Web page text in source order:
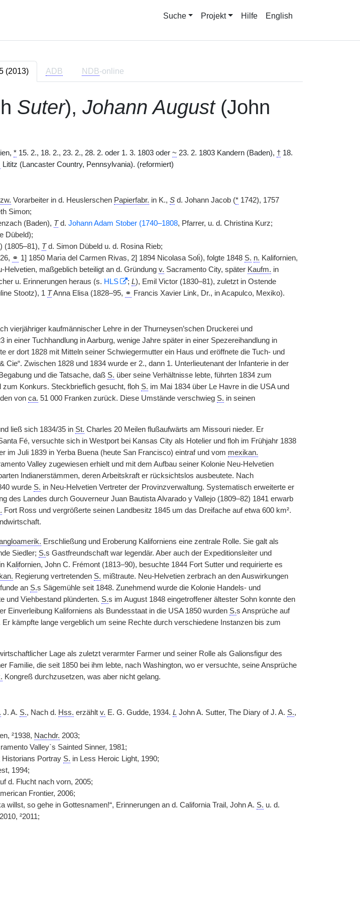
Suche Projekt Hilfe English
(2013) ADB NDB-online
Suter), Johann August(John
*15. 2., 18. 2., 23. 2., 28. 2. oder 1. 3. 1803 oder ~ 23. 2. 1803 Kandern (Baden), †18.
Lititz (Lancaster Country, Pennsylvania). (reformiert)
Vorarbeiter in d. Heuslerschen Papierfabr. in K., Sd. Johann Jacob (*1742), 1757
Simon;
(Baden), Td. Johann Adam Stober (1740–1808, Pfarrer, u. d. Christina Kurz;
Dübeld);
(1805–81), Td. Simon Dübeld u. d. Rosina Rieb;
⚭ 1] 1850 Marı̀a del Carmen Rivas, 2] 1894 Nicolasa Solı̀), folgte 1848 S. n. Kalifornien,
maßgeblich beteiligt an d. Gründung v. Sacramento City, später Kaufm. in
u. Erinnerungen heraus (s. HLS ; L), Emil Victor (1830–81), zuletzt in Ostende
Stootz), 1 TAnna Elisa (1828–95, ⚭ Francis Xavier Link, Dr., in Acapulco, Mexiko).
vierjähriger kaufmännischer Lehre in der Thurneysen’schen Druckerei und
in einer Tuchhandlung in Aarburg, wenige Jahre später in einer Spezereihandlung in
er dort 1828 mit Mitteln seiner Schwiegermutter ein Haus und eröffnete die Tuch- und
Cie“. Zwischen 1828 und 1834 wurde er 2., dann 1. Unterlieutenant der Infanterie in der
und die Tatsache, daß S. über seine Verhältnisse lebte, führten 1834 zum
Konkurs. Steckbrieflich gesucht, floh S. im Mai 1834 über Le Havre in die USA und
von ca. 51 000 Franken zurück. Diese Umstände verschwieg S. in seinen
ließ sich 1834/35 in St. Charles 20 Meilen flußaufwärts am Missouri nieder. Er
Fé, versuchte sich in Westport bei Kansas City als Hotelier und floh im Frühjahr 1838
im Juli 1839 in Yerba Buena (heute San Francisco) eintraf und vom mexikan.
Valley zugewiesen erhielt und mit dem Aufbau seiner Kolonie Neu-Helvetien
Indianerstämmen, deren Arbeitskraft er rücksichtslos ausbeutete. Nach
wurde S. in Neu-Helvetien Vertreter der Provinzverwaltung. Systematisch erweiterte er
des Landes durch Gouverneur Juan Bautista Alvarado y Vallejo (1809–82) 1841 erwarb
Fort Ross und vergrößerte seinen Landbesitz 1845 um das Dreifache auf etwa 600 km².
Erschließung und Eroberung Kaliforniens eine zentrale Rolle. Sie galt als
Siedler; S.s Gastfreundschaft war legendär. Aber auch der Expeditionsleiter und
Kal ifornien, John C. Frémont (1813–90), besuchte 1844 Fort Sutter und requirierte es
Regierung vertretenden S. mißtraute. Neu-Helvetien zerbrach an den Auswirkungen
an S.s Sägemühle seit 1848. Zunehmend wurde die Kolonie Handels- und
und Viehbestand plünderten. S.s im August 1848 eingetroffener ältester Sohn konnte den
Einverleibung Kaliforniens als Bundesstaat in die USA 1850 wurden S.s Ansprüche auf
kämpfte lange vergeblich um seine Rechte durch verschiedene Instanzen bis zum
Lage als zuletzt verarmter Farmer und seiner Rolle als Galionsfigur des
Familie, die seit 1850 bei ihm lebte, nach Washington, wo er versuchte, seine Ansprüche
Kongreß durchzusetzen, was aber nicht gelang.
J. A. S., Nach d. Hss. erzählt v. E. G. Gudde, 1934. L John A. Sutter, The Diary of J. A. S.,
²1938, Nachdr. 2003;
Valley`s Sainted Sinner, 1981;
Portray S. in Less Heroic Light, 1990;
1994;
d. Flucht nach vorn, 2005;
Frontier, 2006;
willst, so gehe in Gottesnamen!“, Erinnerungen an d. California Trail, John A. S. u. d.
²2011;